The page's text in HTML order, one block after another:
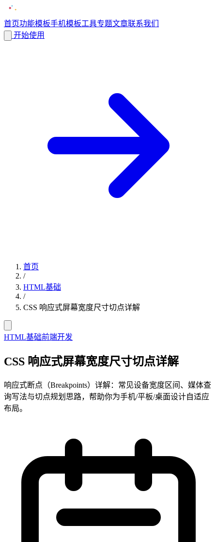
首页功能模板手机模板工具专题文章联系我们
开始使用
首页
/
HTML基础
/
CSS 响应式屏幕宽度尺寸切点详解
HTML基础前端开发
CSS 响应式屏幕宽度尺寸切点详解
响应式断点（Breakpoints）详解：常见设备宽度区间、媒体查
询写法与切点规划思路，帮助你为手机/平板/桌面设计自适应
布局。